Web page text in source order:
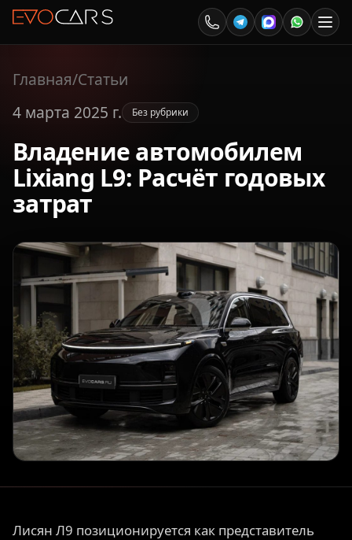
Главная/Статьи
4 марта 2025 г.
Без рубрики
Владение автомобилем
Lixiang L9: Расчёт годовых
затрат
Лисян Л9 позиционируется как представитель